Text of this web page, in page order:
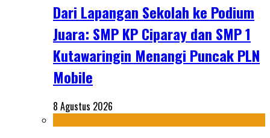
Dari Lapangan Sekolah ke Podium
Juara: SMP KP Ciparay dan SMP 1
Kutawaringin Menangi Puncak PLN
Mobile
8 Agustus 2026